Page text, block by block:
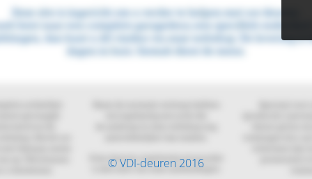
© VDI-deuren 2016